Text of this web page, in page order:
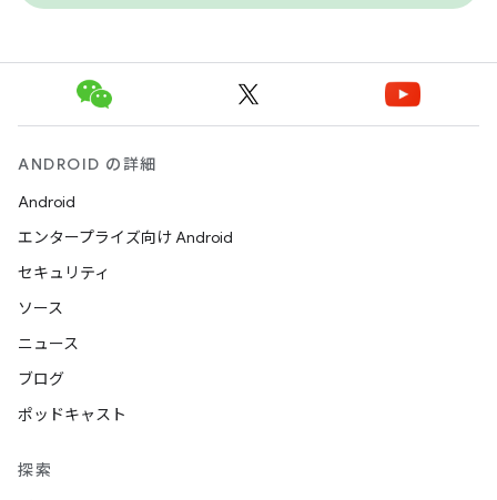
ANDROID の詳細
Android
エンタープライズ向け Android
セキュリティ
ソース
ニュース
ブログ
ポッドキャスト
探索